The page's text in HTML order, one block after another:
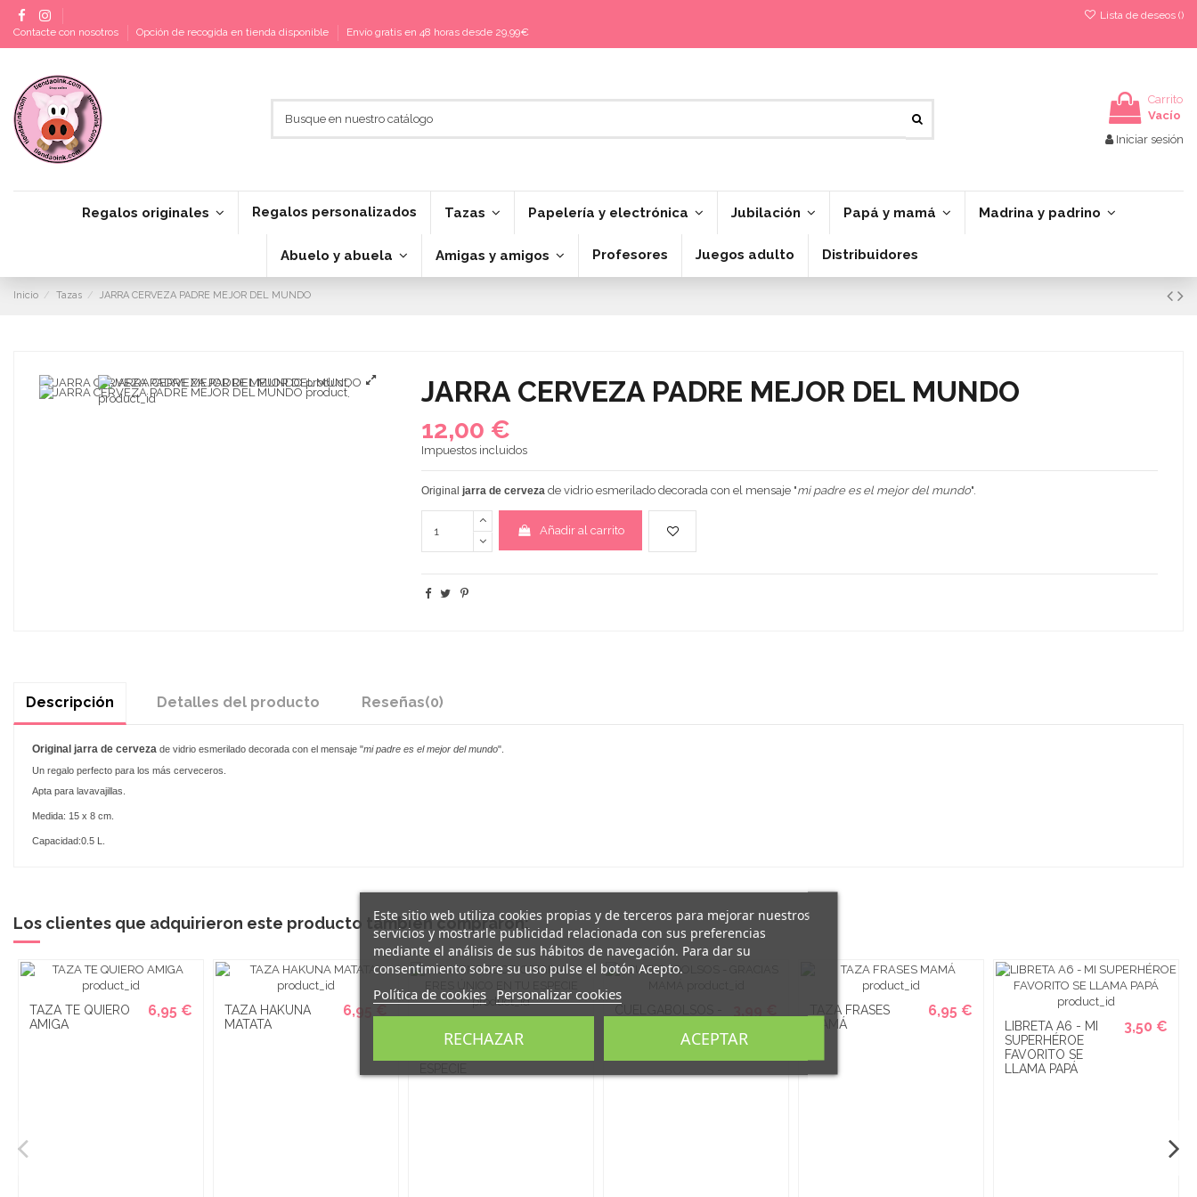
Contacte con nosotros Opción de recogida en tienda disponible Envío gratis en 48 horas desde 29,99€
Lista de deseos ()
Carrito
Vacío
Iniciar sesión
Regalos originales Regalos personalizados Tazas Papelería y electrónica Jubilación Papá y mamá Madrina y padrino
Abuelo y abuela Amigas y amigos Profesores Juegos adulto Distribuidores
Inicio Tazas JARRA CERVEZA PADRE MEJOR DEL MUNDO
JARRA CERVEZA PADRE MEJOR DEL MUNDO
12,00 €
Impuestos incluidos
Original jarra de cerveza de vidrio esmerilado decorada con el mensaje "mi padre es el mejor del mundo".
Añadir al carrito
Descripción Detalles del producto Reseñas(0)
Originaljarra de cerveza de vidrio esmerilado decorada con el mensaje "mipadre es el mejor del mundo".
Un regalo perfecto para los más cerveceros.
Apta para lavavajillas.
Medida: 15 x 8 cm.
Capacidad:0.5 L.
Los clientes que adquirieron este producto también compraron:
TAZA TE QUIERO
AMIGA
6,95 €
TAZA HAKUNA
MATATA
6,95 €
ORIGINAL - ERES
TAZA FRASES
MAMÁ
6,95 €
LIBRETA A6 - MI
SUPERHÉROE
FAVORITO SE
LLAMA PAPÁ
3,50 €
Este sitio web utiliza cookies propias y de terceros para mejorar nuestros
servicios y mostrarle publicidad relacionada con sus preferencias
mediante el análisis de sus hábitos de navegación. Para dar su
consentimiento sobre su uso pulse el botón Acepto.
Política de cookies Personalizar cookies
RECHAZAR ACEPTAR